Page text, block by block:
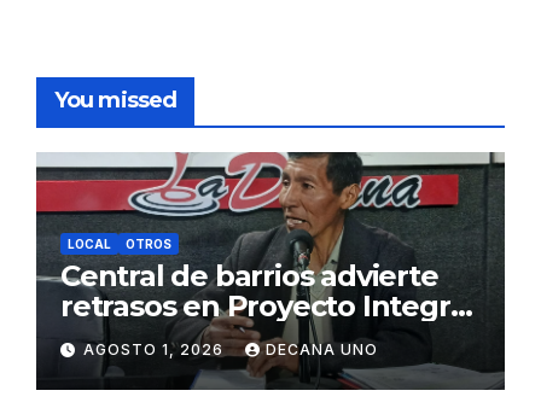
You missed
LOCAL OTROS
Central de barrios advierte
retrasos en Proyecto Integral
de Agua y Alcantarillado para
Juliaca
AGOSTO 1, 2026 DECANA UNO